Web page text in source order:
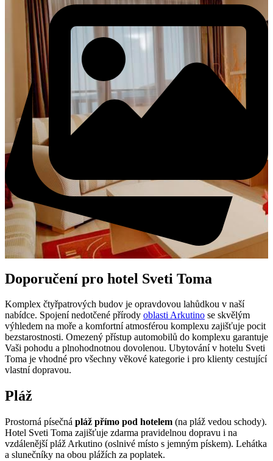
Doporučení pro hotel Sveti Toma
Komplex čtyřpatrových budov je opravdovou lahůdkou v naší
nabídce. Spojení nedotčené přírody oblasti Arkutino se skvělým
výhledem na moře a komfortní atmosférou komplexu zajišťuje pocit
bezstarostnosti. Omezený přístup automobilů do komplexu garantuje
Vaši pohodu a plnohodnotnou dovolenou. Ubytování v hotelu Sveti
Toma je vhodné pro všechny věkové kategorie i pro klienty cestující
vlastní dopravou.
Pláž
Prostorná písečná pláž přímo pod hotelem (na pláž vedou schody).
Hotel Sveti Toma zajišťuje zdarma pravidelnou dopravu i na
vzdálenější pláž Arkutino (oslnivé místo s jemným pískem). Lehátka
a slunečníky na obou plážích za poplatek.